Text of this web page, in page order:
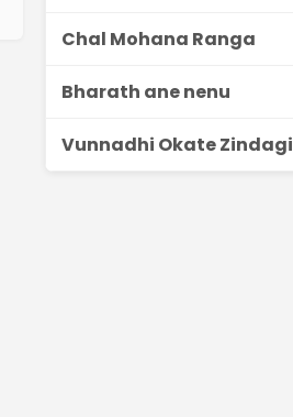
Chal Mohana Ranga
Bharath ane nenu
Vunnadhi Okate Zindagi